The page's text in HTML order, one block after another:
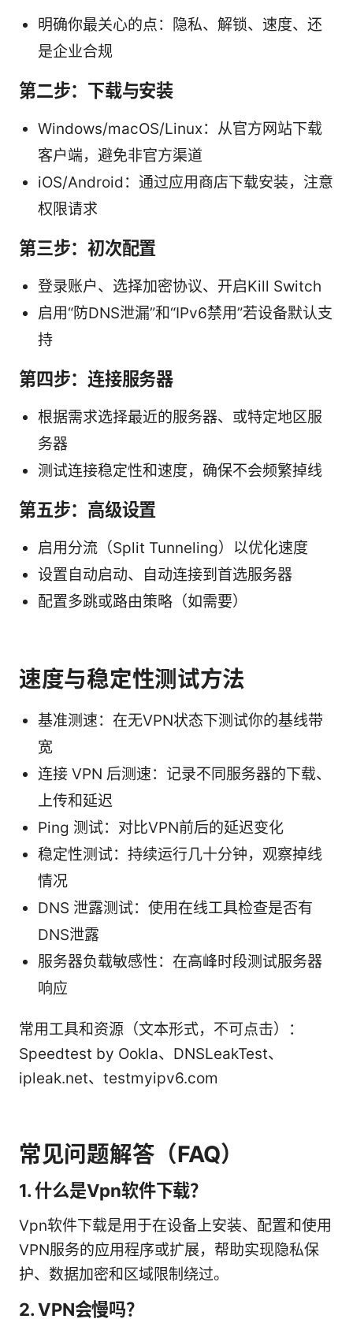
明确你最关心的点：隐私、解锁、速度、还
是企业合规
第二步：下载与安装
Windows/macOS/Linux：从官方网站下载
客户端，避免非官方渠道
iOS/Android：通过应用商店下载安装，注意
权限请求
第三步：初次配置
登录账户、选择加密协议、开启Kill Switch
启用“防DNS泄漏”和“IPv6禁用”若设备默认支
持
第四步：连接服务器
根据需求选择最近的服务器、或特定地区服
务器
测试连接稳定性和速度，确保不会频繁掉线
第五步：高级设置
启用分流（Split Tunneling）以优化速度
设置自动启动、自动连接到首选服务器
配置多跳或路由策略（如需要）
速度与稳定性测试方法
基准测速：在无VPN状态下测试你的基线带
宽
连接 VPN 后测速：记录不同服务器的下载、
上传和延迟
Ping 测试：对比VPN前后的延迟变化
稳定性测试：持续运行几十分钟，观察掉线
情况
DNS 泄露测试：使用在线工具检查是否有
DNS泄露
服务器负载敏感性：在高峰时段测试服务器
响应
常用工具和资源（文本形式，不可点击）：
Speedtest by Ookla、DNSLeakTest、
ipleak.net、testmyipv6.com
常见问题解答（FAQ）
1. 什么是Vpn软件下载？
Vpn软件下载是用于在设备上安装、配置和使用
VPN服务的应用程序或扩展，帮助实现隐私保
护、数据加密和区域限制绕过。
2. VPN会慢吗？